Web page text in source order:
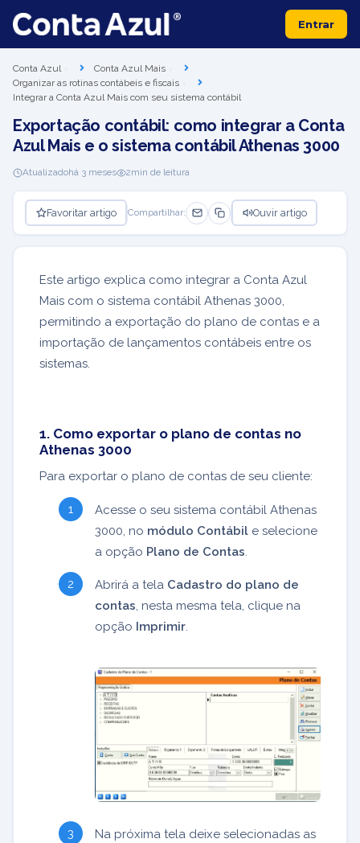
Entrar
Conta Azul
Conta Azul Mais
Organizar as rotinas contábeis e fiscais
Integrar a Conta Azul Mais com seu sistema contábil
Exportação contábil: como integrar a Conta
Azul Mais e o sistema contábil Athenas 3000
Atualizadohá 3 meses 2min de leitura
Favoritar artigo Compartilhar: Ouvir artigo
Este artigo explica como integrar a Conta Azul
Mais com o sistema contábil Athenas 3000,
permitindo a exportação do plano de contas e a
importação de lançamentos contábeis entre os
sistemas.
1. Como exportar o plano de contas no
Athenas 3000
Para exportar o plano de contas de seu cliente:
Acesse o seu sistema contábil Athenas
3000, no módulo Contábil e selecione
a opção Plano de Contas.
Abrirá a tela Cadastro do plano de
contas, nesta mesma tela, clique na
opção Imprimir.
Na próxima tela deixe selecionadas as